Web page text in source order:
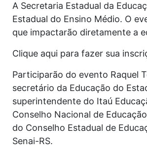
A Secretaria Estadual da
Estadual do Ensino Médio. O
que impactarão diretamente a
Clique aqui para fazer sua
Participarão do evento Raquel
secretário da Educação do
superintendente do Itaú
Conselho Nacional de
do Conselho Estadual de
Senai-RS.